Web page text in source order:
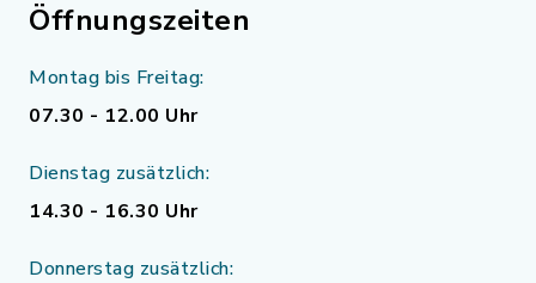
Öffnungszeiten
Montag bis Freitag:
07.30 - 12.00 Uhr
Dienstag zusätzlich:
14.30 - 16.30 Uhr
Donnerstag zusätzlich: